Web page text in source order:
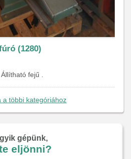
(1280)
fejű .
a többi kategóriához
gépünk,
eljönni?